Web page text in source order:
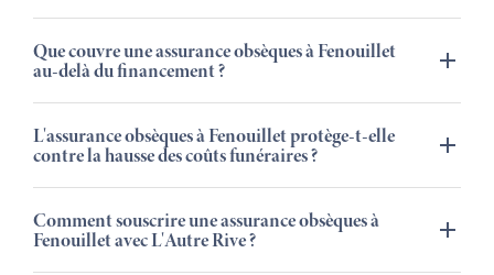
Que couvre une assurance obsèques à Fenouillet
au-delà du financement ?
L'assurance obsèques à Fenouillet protège-t-elle
contre la hausse des coûts funéraires ?
Comment souscrire une assurance obsèques à
Fenouillet avec L'Autre Rive ?